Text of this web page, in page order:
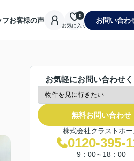
フお客様の声
お気に入り
0
お問い合わ
お気軽にお問い合わせ
無料お問い合わせ
株式会社クラストホー
0120-395-
9：00～18：00